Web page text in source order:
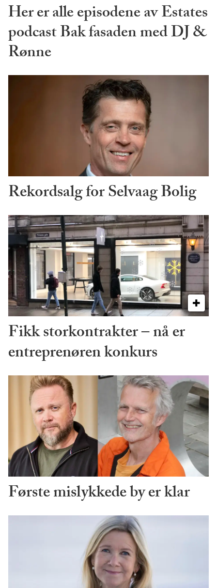
Her er alle episodene av Estates
podcast Bak fasaden med DJ &
Rønne
Rekordsalg for Selvaag Bolig
Fikk storkontrakter – nå er
entreprenøren konkurs
Første mislykkede by er klar